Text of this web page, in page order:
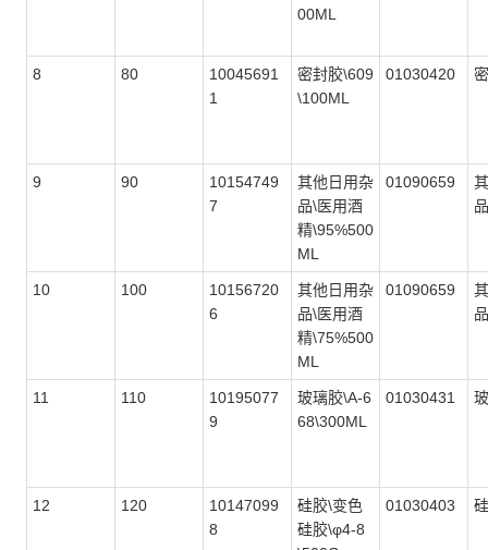
00ML
8 80
10045691
1
密封胶\609
\100ML
01030420
9 90
10154749
7
其他日用杂
品\医用酒
精\95%500
ML
01090659
品
10 100
10156720
6
其他日用杂
品\医用酒
精\75%500
ML
01090659
品
11 110
10195077
9
玻璃胶\A-6
68\300ML
01030431
12 120
10147099
8
硅胶\变色
硅胶\φ4-8
01030403